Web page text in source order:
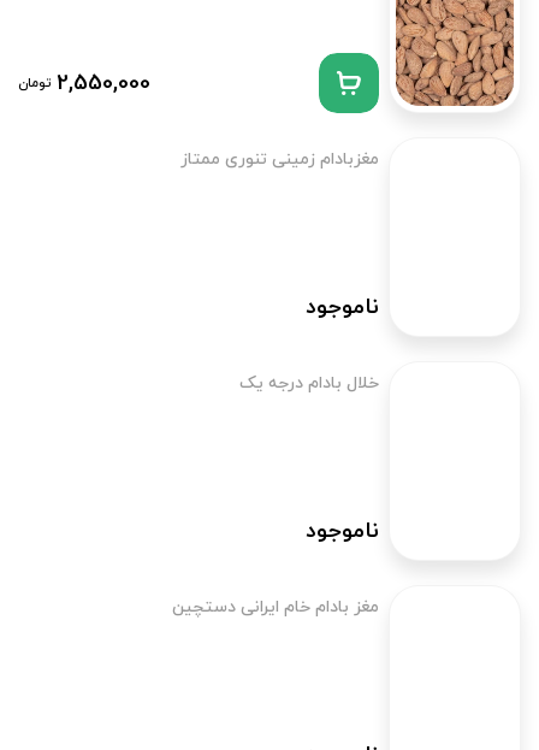
2,550,000 تومان
مغزبادام زمینی تنوری ممتاز
ناموجود
خلال بادام درجه یک
ناموجود
مغز بادام خام ایرانی دستچین